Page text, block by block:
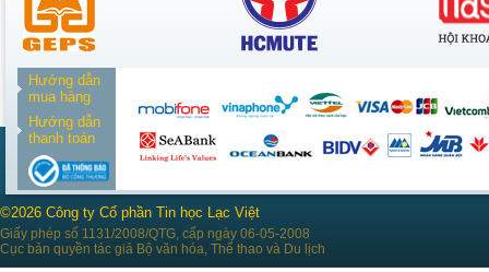
Hướng dẫn
mua hàng
Hướng dẫn
thanh toán
©2026 Công ty Cổ phần Tin học Lạc Việt
Giấy phép số 1131/2008/QTG, cấp ngày 06-05-2008
Cục bản quyền tác giả Bộ văn hóa, Thể thao và Du lịch